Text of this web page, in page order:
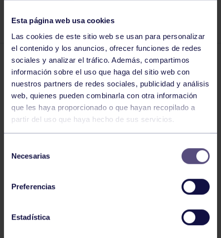
Esta página web usa cookies
Las cookies de este sitio web se usan para personalizar
el contenido y los anuncios, ofrecer funciones de redes
sociales y analizar el tráfico. Además, compartimos
información sobre el uso que haga del sitio web con
nuestros partners de redes sociales, publicidad y análisis
web, quienes pueden combinarla con otra información
que les haya proporcionado o que hayan recopilado a
partir del uso que haya hecho de sus servicios.
Necesarias
Preferencias
Estadística
HALLOWEEN. ¡NO TE LA PIERDAS!
Otras noticias 18 OCT 2021
Comparte
El próximo 31 de octubre, dentro de la programación
ZUMBA. La actividad más terroríficamente divertida de